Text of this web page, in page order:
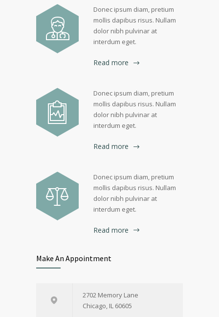
Donec ipsum diam, pretium
mollis dapibus risus. Nullam
dolor nibh pulvinar at
interdum eget.
Read more
Donec ipsum diam, pretium
mollis dapibus risus. Nullam
dolor nibh pulvinar at
interdum eget.
Read more
Donec ipsum diam, pretium
mollis dapibus risus. Nullam
dolor nibh pulvinar at
interdum eget.
Read more
Make An Appointment
2702 Memory Lane
Chicago, IL 60605